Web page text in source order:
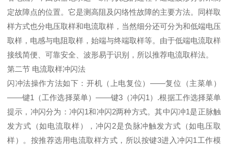
定故障点的位置。它是测高阻及闪络性故障的主要方法。同样取
样方式也分电压取样和电流取样，当然细分还可分为和低端电压
取样，电感与电阻取样，始端与终端取样等。由于低端电流取样
接线简便、可靠安全、波形易于识别，所以推荐电流取样法。
第二节 电流取样冲闪法
闪冲法操作方法如下：开机（上电复位）——复位（主菜单）
——键1（工作选择菜单）——键3（冲闪1）.根据工作选择菜单
提示，冲闪分为：冲闪1和冲闪2两种方式。其中闪冲1是正脉触
发方式（如电流取样），冲闪2是负脉冲触发方式（如电压取
样）。按推荐选用电流取样方式，所以按键3进入冲闪1工作模